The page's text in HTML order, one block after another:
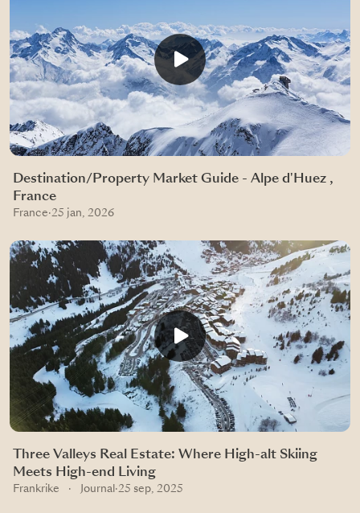
Destination/Property Market Guide - Alpe d'Huez ,
France
France·25 jan, 2026
Three Valleys Real Estate: Where High-alt Skiing
Meets High-end Living
Frankrike · Journal ·25 sep, 2025